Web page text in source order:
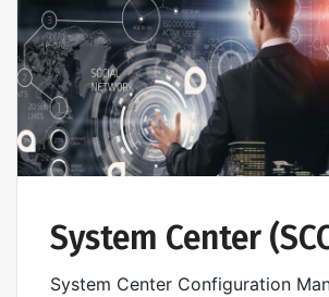
System Center
System Center Configuration